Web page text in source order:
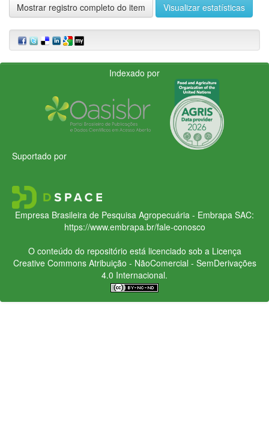
Mostrar registro completo do item Visualizar estatísticas
Indexado por
Suportado por
Empresa Brasileira de Pesquisa Agropecuária - Embrapa SAC:
https://www.embrapa.br/fale-conosco
O conteúdo do repositório está licenciado sob a Licença
Creative CommonsAtribuição - NãoComercial - SemDerivações
4.0 Internacional.